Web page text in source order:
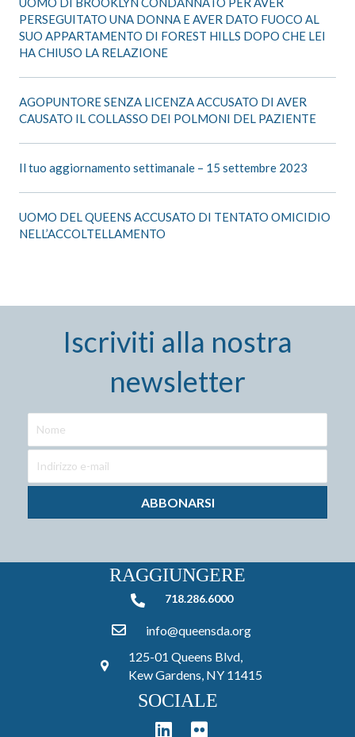
PERSEGUITATO UNA DONNA E AVER DATO FUOCO AL
SUO APPARTAMENTO DI FOREST HILLS DOPO CHE LEI
HA CHIUSO LA RELAZIONE
AGOPUNTORE SENZA LICENZA ACCUSATO DI AVER
CAUSATO IL COLLASSO DEI POLMONI DEL PAZIENTE
Il tuo aggiornamento settimanale – 15 settembre 2023
UOMO DEL QUEENS ACCUSATO DI TENTATO OMICIDIO
NELL’ACCOLTELLAMENTO
Iscriviti alla nostra
newsletter
ABBONARSI
RAGGIUNGERE
718.286.6000718.286.6000
info@queensda.org
125-01 Queens Blvd,
Kew Gardens, NY 11415
SOCIALE